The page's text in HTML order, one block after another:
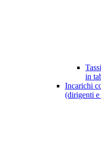
in
Incarichi
(dirigenti